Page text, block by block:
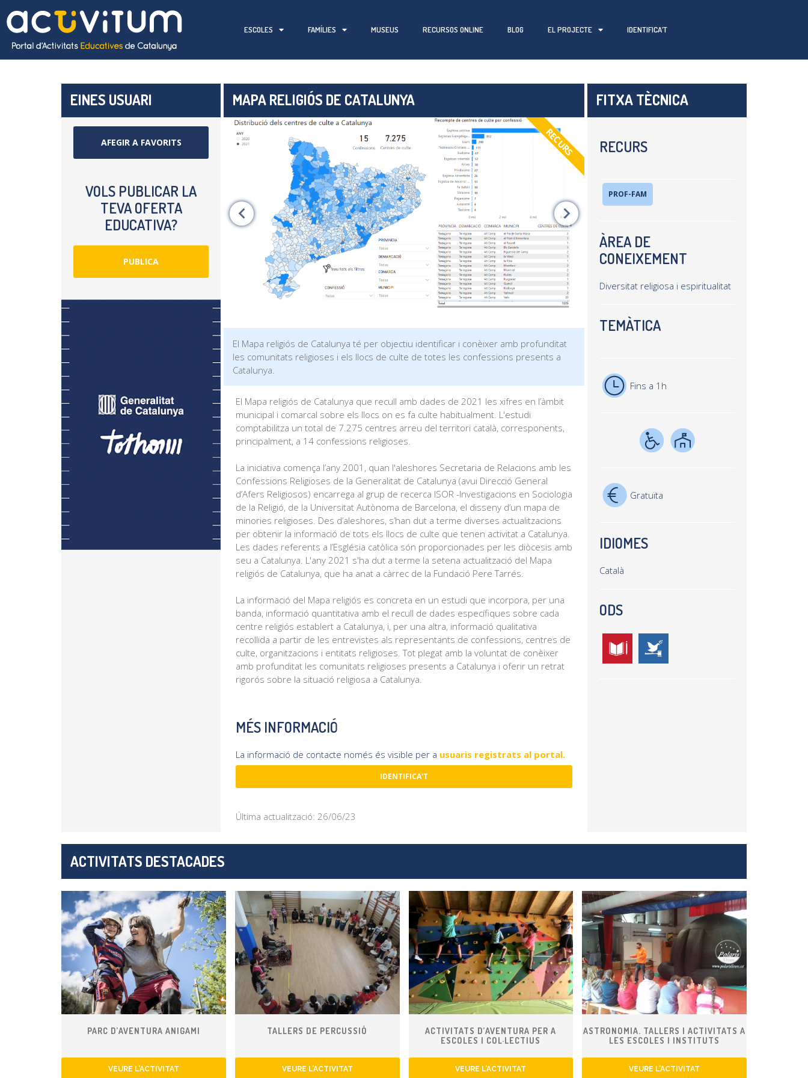
ESCOLES FAMÍLIES MUSEUS RECURSOS ONLINE BLOG EL PROJECTE IDENTIFICA’T
EINES USUARI
AFEGIR A FAVORITS
VOLS PUBLICAR LA
TEVA OFERTA
EDUCATIVA?
PUBLICA
MAPA RELIGIÓS DE CATALUNYA
RECURS
El Mapa religiós de Catalunya té per objectiu identificar i conèixer amb profunditat
les comunitats religioses i els llocs de culte de totes les confessions presents a
Catalunya.
El Mapa religiós de Catalunya que recull amb dades de 2021 les xifres en l’àmbit
municipal i comarcal sobre els llocs on es fa culte habitualment. L'estudi
comptabilitza un total de 7.275 centres arreu del territori català, corresponents,
principalment, a 14 confessions religioses.
La iniciativa comença l’any 2001, quan l'aleshores Secretaria de Relacions amb les
Confessions Religioses de la Generalitat de Catalunya (avui Direcció General
d’Afers Religiosos) encarrega al grup de recerca ISOR -Investigacions en Sociologia
de la Religió, de la Universitat Autònoma de Barcelona, el disseny d’un mapa de
minories religioses. Des d’aleshores, s’han dut a terme diverses actualitzacions
per obtenir la informació de tots els llocs de culte que tenen activitat a Catalunya.
Les dades referents a l’Església catòlica són proporcionades per les diòcesis amb
seu a Catalunya. L'any 2021 s'ha dut a terme la setena actualització del Mapa
religiós de Catalunya, que ha anat a càrrec de la Fundació Pere Tarrés.
La informació del Mapa religiós es concreta en un estudi que incorpora, per una
banda, informació quantitativa amb el recull de dades específiques sobre cada
centre religiós establert a Catalunya, i, per una altra, informació qualitativa
recollida a partir de les entrevistes als representants de confessions, centres de
culte, organitzacions i entitats religioses. Tot plegat amb la voluntat de conèixer
amb profunditat les comunitats religioses presents a Catalunya i oferir un retrat
rigorós sobre la situació religiosa a Catalunya.
MÉS INFORMACIÓ
La informació de contacte només és visible per a usuaris registrats al portal.
IDENTIFICA'T
Última actualització: 26/06/23
FITXA TÈCNICA
RECURS
PROF-FAM
ÀREA DE
CONEIXEMENT
Diversitat religiosa i espiritualitat
TEMÀTICA
Fins a 1h
Gratuïta
IDIOMES
Català
ODS
ACTIVITATS DESTACADES
PARC D’AVENTURA ANIGAMI
VEURE L’ACTIVITAT
TALLERS DE PERCUSSIÓ
VEURE L’ACTIVITAT
ACTIVITATS D’AVENTURA PER A
ESCOLES I COL·LECTIUS
VEURE L’ACTIVITAT
ASTRONOMIA. TALLERS I ACTIVITATS A
LES ESCOLES I INSTITUTS
VEURE L’ACTIVITAT